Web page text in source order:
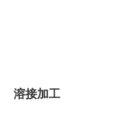
溶接加工